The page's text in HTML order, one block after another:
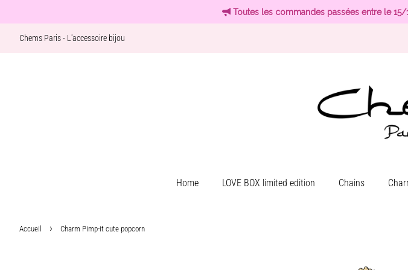
Toutes les commandes passées entre le
Chems Paris - L'accessoire bijou
Home LOVE BOX limited edition Chains
Accueil › Charm Pimp-it cute popcorn